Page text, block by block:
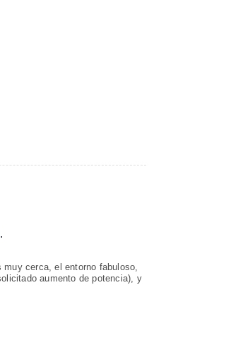
cerca, el entorno fabuloso,
aumento de potencia), y